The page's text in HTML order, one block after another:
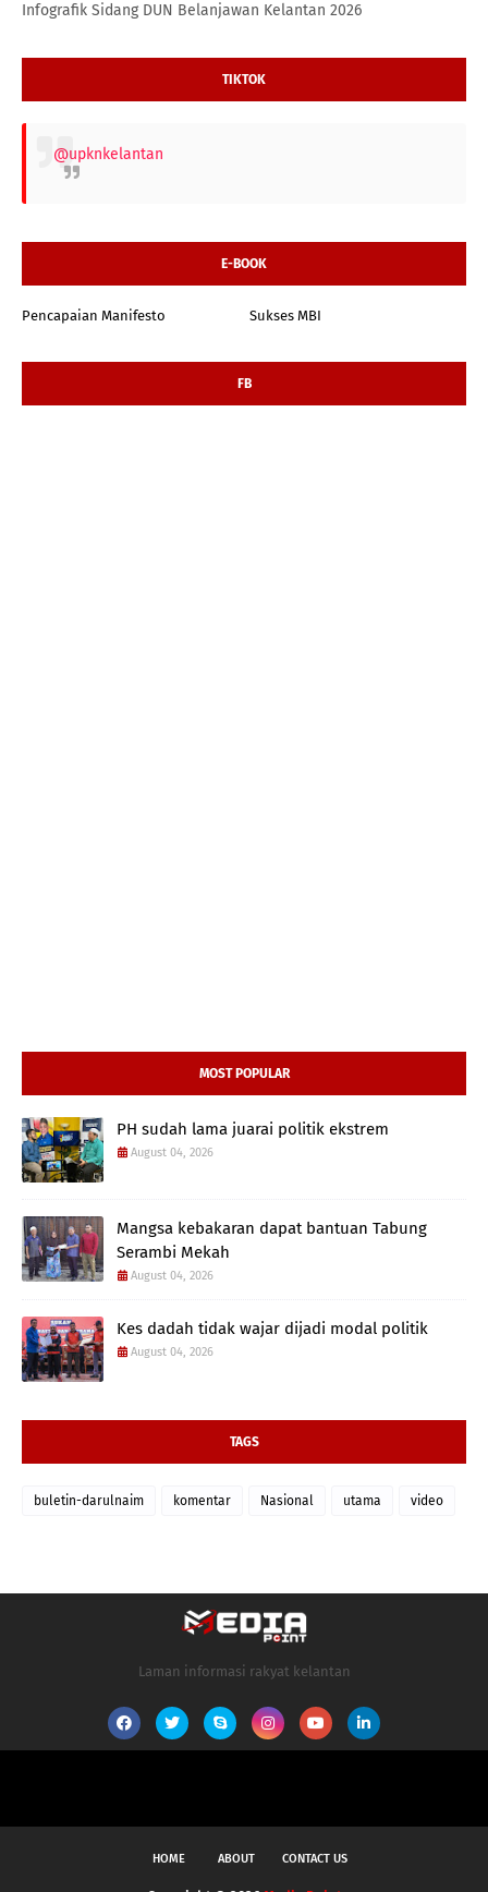
Infografik Sidang DUN Belanjawan Kelantan 2026
TIKTOK
@upknkelantan
E-BOOK
Pencapaian Manifesto Sukses MBI
FB
MOST POPULAR
PH sudah lama juarai politik ekstrem
August 04, 2026
Mangsa kebakaran dapat bantuan Tabung
Serambi Mekah
August 04, 2026
Kes dadah tidak wajar dijadi modal politik
August 04, 2026
TAGS
buletin-darulnaim komentar Nasional utama video
Laman informasi rakyat kelantan
HOME ABOUT CONTACT US